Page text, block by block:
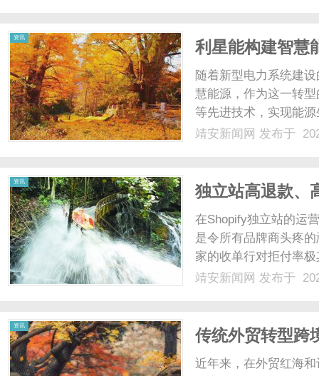
资讯
利星能构建智慧
随着新型电力系统建
慧能源，作为这一转
等先进技术，实现能
理。在储能领域，如
靖安新闻网 发布于
资讯
独立站高退款、
通过合规收款稳
在Shopify独立站的运
是令所有品牌商头疼
家的收单行对拒付率
至会被支付网关直接
靖安新闻网 发布于
资讯
传统外贸转型跨
合规出海路？
近年来，在外贸红海和